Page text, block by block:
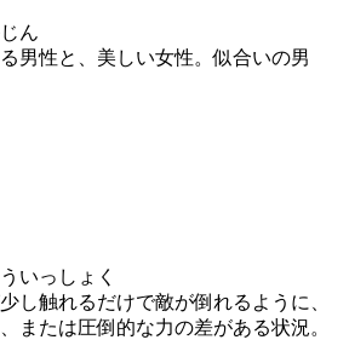
ん
る男性と、美しい女性。似合いの男
いっしょく
し触れるだけで敵が倒れるように、
または圧倒的な力の差がある状況。